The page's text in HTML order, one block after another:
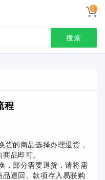
0
搜索
程
货的商品选择办理退货，
品即可。
，部分需要退货，请将需
退回、款项存入易联购